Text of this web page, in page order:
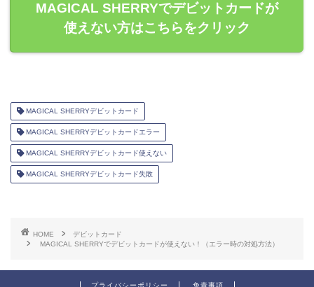
MAGICAL SHERRYでデビットカードが
使えない方はこちらをクリック
MAGICAL SHERRYデビットカード
MAGICAL SHERRYデビットカードエラー
MAGICAL SHERRYデビットカード使えない
MAGICAL SHERRYデビットカード失敗
HOME
デビットカード
MAGICAL SHERRYでデビットカードが使えない！（エラー時の対処方法）
プライバシーポリシー 免責事項